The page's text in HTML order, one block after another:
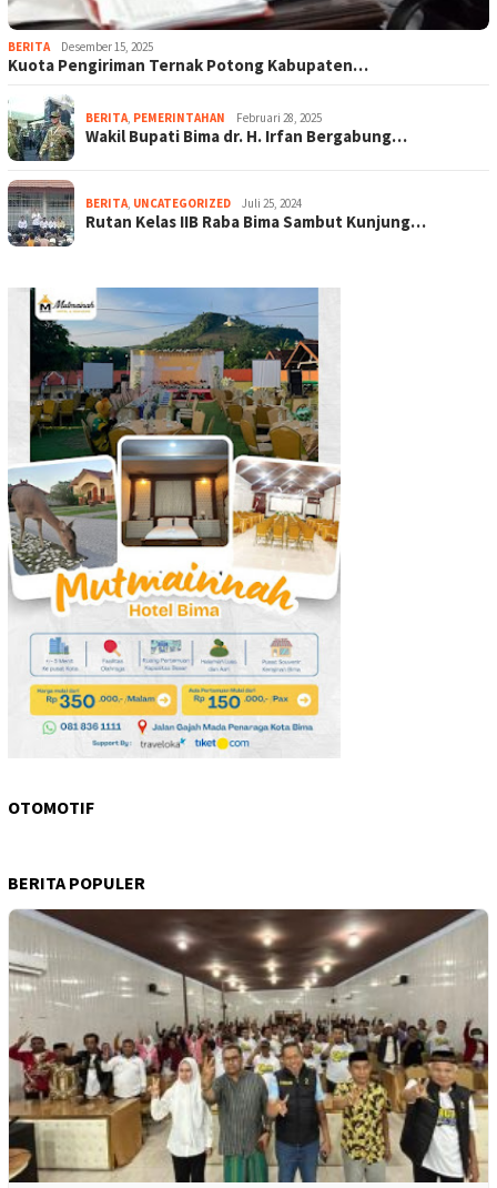
BERITA Desember 15, 2025
Kuota Pengiriman Ternak Potong Kabupaten…
BERITA, PEMERINTAHAN Februari 28, 2025
Wakil Bupati Bima dr. H. Irfan Bergabung…
BERITA, UNCATEGORIZED Juli 25, 2024
Rutan Kelas IIB Raba Bima Sambut Kunjung…
OTOMOTIF
BERITA POPULER